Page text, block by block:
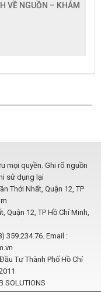
VỀ NGUỒN – KHÁM
mọi quyền. Ghi rõ nguồn
sử dụng lại
Thới Nhất, Quận 12, TP
Quận 12, TP Hồ Chí Minh,
359.234.76. Email :
Tư Thành Phố Hồ Chí
SOLUTIONS